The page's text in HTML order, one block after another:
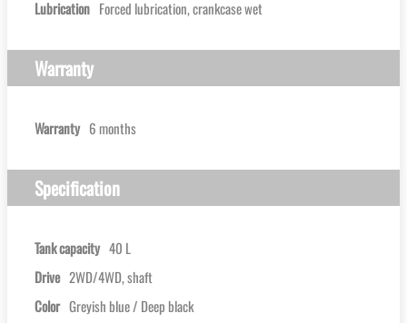
Lubrication Forced lubrication, crankcase wet
Warranty
Warranty 6 months
Specification
Tank capacity 40 L
Drive 2WD/4WD, shaft
Color Greyish blue / Deep black